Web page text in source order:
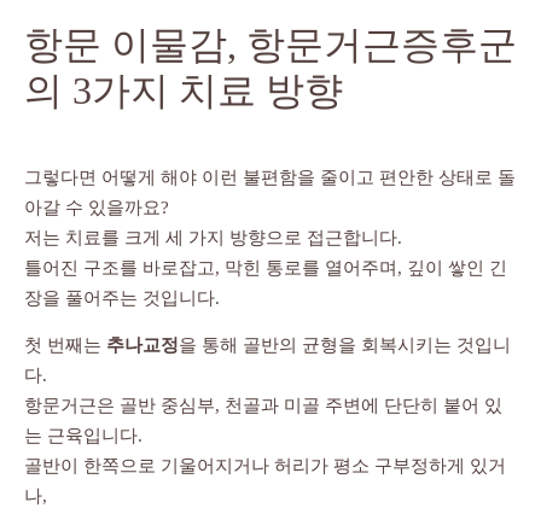
항문 이물감, 항문거근증후군
의 3가지 치료 방향
그렇다면 어떻게 해야 이런 불편함을 줄이고 편안한 상태로 돌
아갈 수 있을까요?
저는 치료를 크게 세 가지 방향으로 접근합니다.
틀어진 구조를 바로잡고, 막힌 통로를 열어주며, 깊이 쌓인 긴
장을 풀어주는 것입니다.
첫 번째는 추나교정을 통해 골반의 균형을 회복시키는 것입니
다.
항문거근은 골반 중심부, 천골과 미골 주변에 단단히 붙어 있
는 근육입니다.
골반이 한쪽으로 기울어지거나 허리가 평소 구부정하게 있거
나,